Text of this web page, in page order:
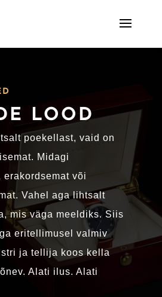
LOOD
poekellast, vaid on
Midagi
erakordsemat või
Vahel aga lihtsalt
mis väga meeldiks. Siis
eritellimusel valmiv
ja tellija koos kella
Alati ilus. Alati